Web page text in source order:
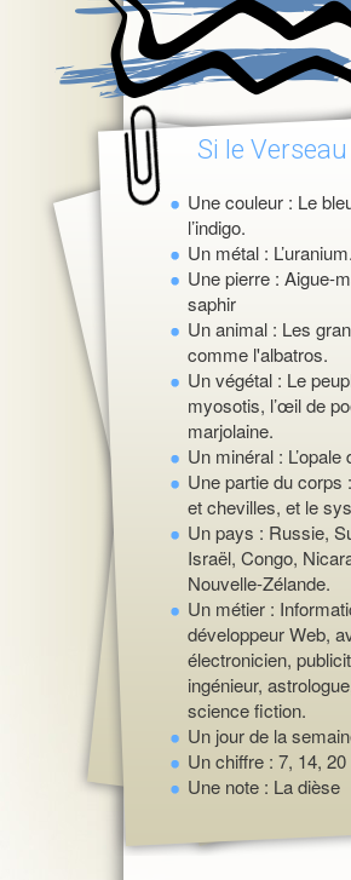
Si le
Une couleur : Le
l’indigo.
Un métal : L’uranium.
Une pierre : Aigue-
saphir
Un animal : Les
comme l'albatros.
Un végétal : Le
myosotis, l’œil de
marjolaine.
Un minéral : L’opale
Une partie du corps
et chevilles, et le
Un pays : Russie,
Israël, Congo,
Nouvelle-Zélande.
Un métier :
développeur Web,
électronicien,
ingénieur,
science fiction.
Un jour de la
Un chiffre : 7, 14, 20
Une note : La dièse